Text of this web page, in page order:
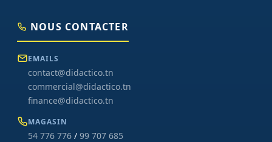
NOUS CONTACTER
EMAILS
contact@didactico.tn
commercial@didactico.tn
finance@didactico.tn
MAGASIN
54 776 776 / 99 707 685